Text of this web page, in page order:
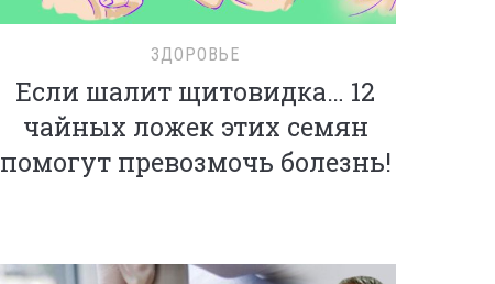
ЗДОРОВЬЕ
Если шалит щитовидка… 12
чайных ложек этих семян
помогут превозмочь болезнь!